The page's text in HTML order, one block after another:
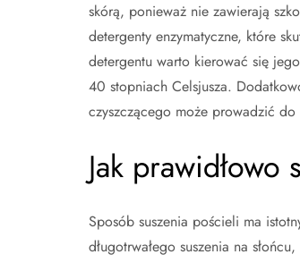
skórą, ponieważ nie zawierają
detergenty enzymatyczne, które
detergentu warto kierować się
40 stopniach Celsjusza.
czyszczącego może prowadzić
Jak
Sposób suszenia pościeli ma
długotrwałego suszenia na